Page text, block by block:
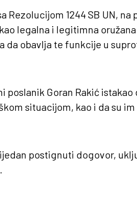
Rezolucijom 1244 SB UN, na
legalna i legitimna
obavlja te funkcije u
Goran Rakić istakao
situacijom, kao i da su
postignuti dogovor,